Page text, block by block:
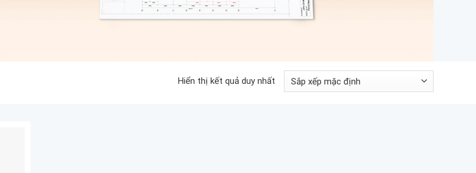
Hiển thị kết quả duy nhất